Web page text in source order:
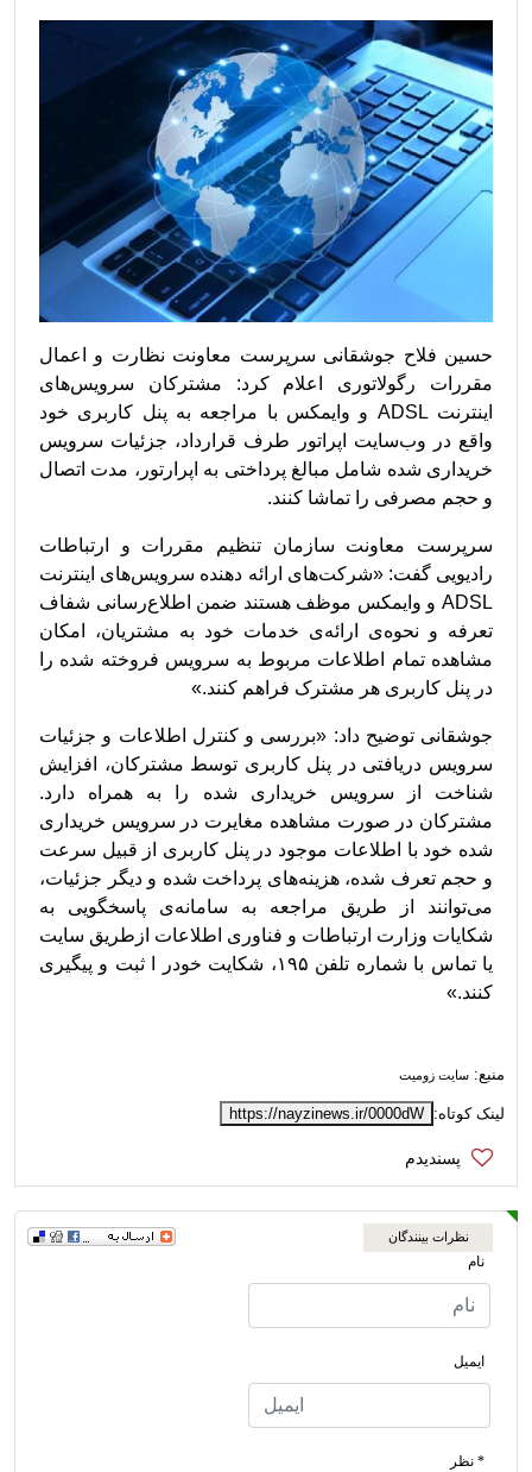
حسین فلاح جوشقانی سرپرست معاونت نظارت و اعمال
مقررات رگولاتوری اعلام کرد: مشترکان سرویس‌های
اینترنت ADSL و وایمکس با مراجعه به پنل کاربری خود
واقع در وب‌سایت اپراتور طرف قرارداد، جزئیات سرویس
خریداری شده شامل مبالغ پرداختی به اپرارتور، مدت اتصال
و حجم مصرفی را تماشا کنند.
سرپرست معاونت سازمان تنظیم مقررات و ارتباطات
رادیویی گفت: «شرکت‌های ارائه دهنده سرویس‌های اینترنت
ADSL و وایمکس موظف هستند ضمن اطلاع‌رسانی شفاف
تعرفه و نحوه‌ی ارائه‌ی خدمات خود به مشتریان، امکان
مشاهده تمام اطلاعات مربوط به سرویس فروخته شده را
در پنل کاربری هر مشترک فراهم کنند.»
جوشقانی توضیح داد: «بررسی و کنترل اطلاعات و جزئیات
سرویس دریافتی در پنل کاربری توسط مشترکان، افزایش
شناخت از سرویس خریداری شده را به همراه دارد.
مشترکان در صورت مشاهده مغایرت در سرویس خریداری
شده خود با اطلاعات موجود در پنل کاربری از قبیل سرعت
و حجم تعرف شده، هزینه‌های پرداخت شده و دیگر جزئیات،
می‌توانند از طریق مراجعه به سامانه‌ی پاسخگویی به
شکایات وزارت ارتباطات و فناوری اطلاعات ازطریق سایت
یا تماس با شماره تلفن ۱۹۵، شکایت خودر ا ثبت و پیگیری
کنند.»
منبع: سایت زومیت
لینک کوتاه: https://nayzinews.ir/0000dW
نظرات بینندگان
نام
ایمیل
* نظر